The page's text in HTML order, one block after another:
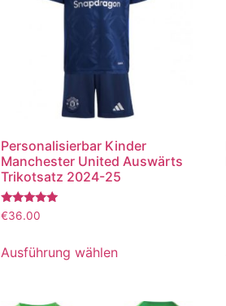
Personalisierbar Kinder
Manchester United Auswärts
Trikotsatz 2024-25
Bewertet
mit
von 5
€36.00
Ausführung wählen